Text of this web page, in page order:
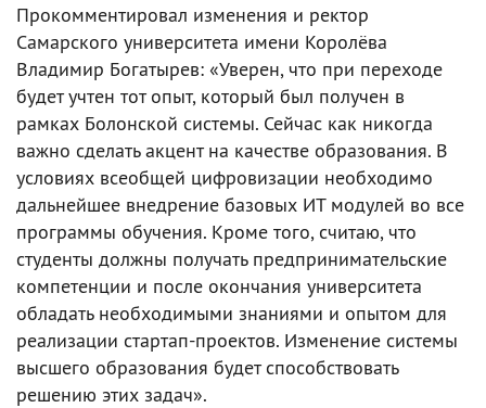
Прокомментировал изменения и ректор
Самарского университета имени Королёва
Владимир Богатырев: «Уверен, что при переходе
будет учтен тот опыт, который был получен в
рамках Болонской системы. Сейчас как никогда
важно сделать акцент на качестве образования. В
условиях всеобщей цифровизации необходимо
дальнейшее внедрение базовых ИТ модулей во все
программы обучения. Кроме того, считаю, что
студенты должны получать предпринимательские
компетенции и после окончания университета
обладать необходимыми знаниями и опытом для
реализации стартап-проектов. Изменение системы
высшего образования будет способствовать
решению этих задач».